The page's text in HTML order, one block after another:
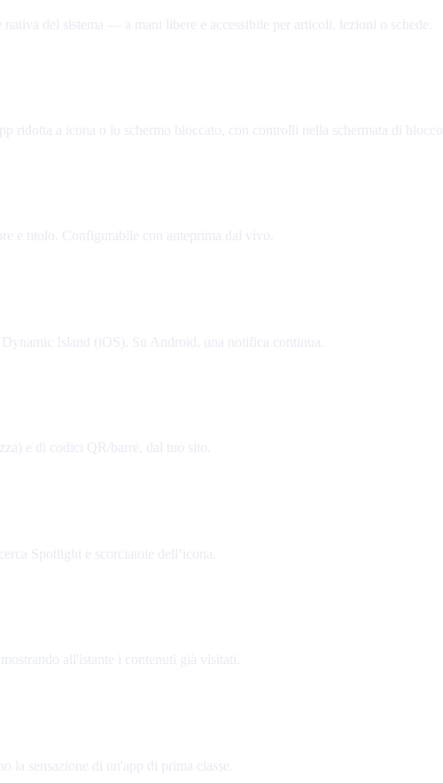
del sistema — a mani libere e accessibile per articoli, lezioni o schede.
ridotta a icona o lo schermo bloccato, con controlli nella schermata di blocco.
e titolo. Configurabile con anteprima dal vivo.
Island (iOS). Su Android, una notifica continua.
e di codici QR/barre, dal tuo sito.
Spotlight e scorciatoie dell’icona.
all'istante i contenuti già visitati.
la sensazione di un'app di prima classe.